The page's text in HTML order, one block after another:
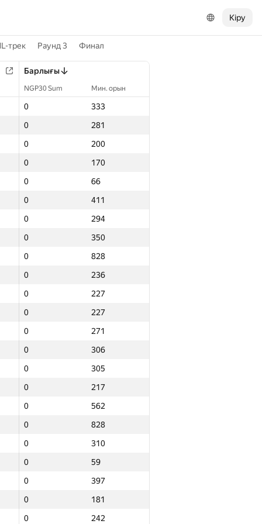
Кіру
трек Раунд 3 Финал
Барлығы
NGP30 Sum Мин. орын
0
333
0
281
0
200
0
170
0
66
0
411
0
294
0
350
0
828
0
236
0
227
0
227
0
271
0
306
0
305
0
217
0
562
0
828
0
310
0
59
0
397
0
181
0
242
Барлығы
NGP30 Sum Мин. орын